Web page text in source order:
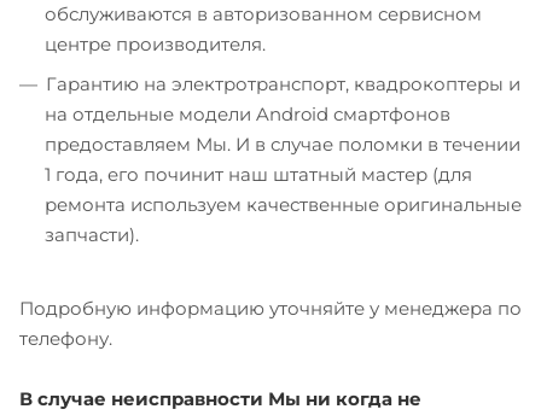
обслуживаются в авторизованном сервисном
центре производителя.
Гарантию на электротранспорт, квадрокоптеры и
на отдельные модели Android смартфонов
предоставляем Мы. И в случае поломки в течении
1 года, его починит наш штатный мастер (для
ремонта используем качественные оригинальные
запчасти).
Подробную информацию уточняйте у менеджера по
телефону.
В случае неисправности Мы ни когда не